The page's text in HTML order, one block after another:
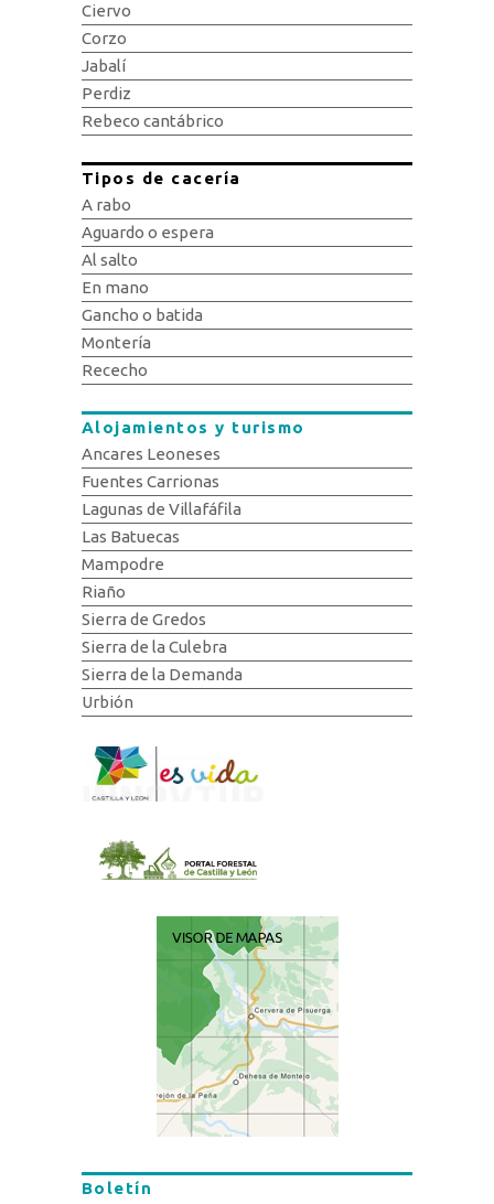
Ciervo
Corzo
Jabalí
Perdiz
Rebeco cantábrico
Tipos de cacería
A rabo
Aguardo o espera
Al salto
En mano
Gancho o batida
Montería
Rececho
Alojamientos y turismo
Ancares Leoneses
Fuentes Carrionas
Lagunas de Villafáfila
Las Batuecas
Mampodre
Riaño
Sierra de Gredos
Sierra de la Culebra
Sierra de la Demanda
Urbión
Boletín